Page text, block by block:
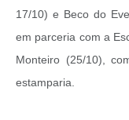
17/10) e Beco do
em parceria com a
Monteiro (25/10),
estamparia.